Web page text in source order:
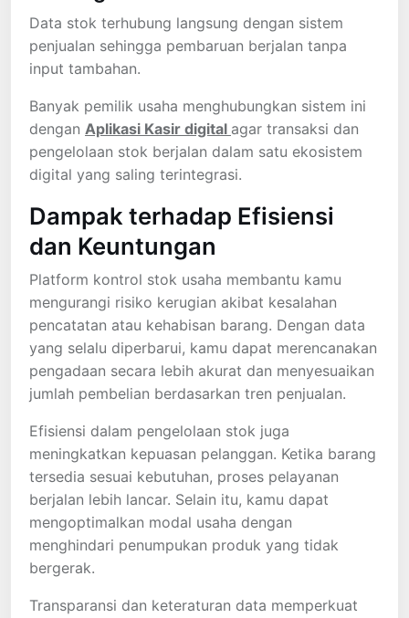
Data stok terhubung langsung dengan sistem
penjualan sehingga pembaruan berjalan tanpa
input tambahan.
Banyak pemilik usaha menghubungkan sistem ini
dengan Aplikasi Kasir digital agar transaksi dan
pengelolaan stok berjalan dalam satu ekosistem
digital yang saling terintegrasi.
Dampak terhadap Efisiensi
dan Keuntungan
Platform kontrol stok usaha membantu kamu
mengurangi risiko kerugian akibat kesalahan
pencatatan atau kehabisan barang. Dengan data
yang selalu diperbarui, kamu dapat merencanakan
pengadaan secara lebih akurat dan menyesuaikan
jumlah pembelian berdasarkan tren penjualan.
Efisiensi dalam pengelolaan stok juga
meningkatkan kepuasan pelanggan. Ketika barang
tersedia sesuai kebutuhan, proses pelayanan
berjalan lebih lancar. Selain itu, kamu dapat
mengoptimalkan modal usaha dengan
menghindari penumpukan produk yang tidak
bergerak.
Transparansi dan keteraturan data memperkuat